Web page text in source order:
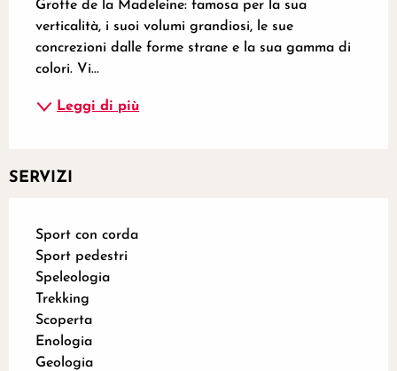
Grotte de la Madeleine: famosa per la sua
verticalità, i suoi volumi grandiosi, le sue
concrezioni dalle forme strane e la sua gamma di
colori. Vi...
Leggi di più
SERVIZI
Sport con corda
Sport pedestri
Speleologia
Trekking
Scoperta
Enologia
Geologia